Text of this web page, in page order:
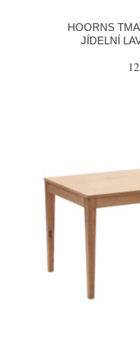
HOORNS
JÍDELNÍ